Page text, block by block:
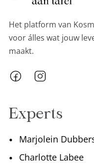
Het platform van
voor álles wat jouw
maakt.
Experts
Marjolein
Charlotte Labee